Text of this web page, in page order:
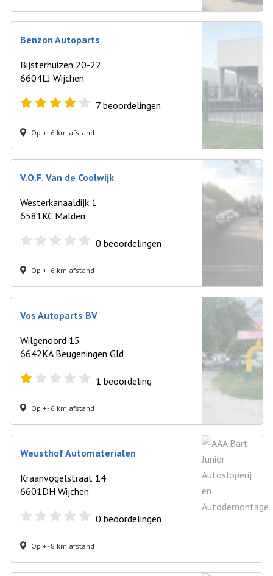
Benzon Autoparts
Bijsterhuizen 20-22
6604LJ Wijchen
7 beoordelingen
Op +- 6 km afstand
V.O.F. Van de Coolwijk
Westerkanaaldijk 1
6581KC Malden
0 beoordelingen
Op +- 6 km afstand
Vos Autoparts BV
Wilgenoord 15
6642KA Beugeningen Gld
1 beoordeling
Op +- 6 km afstand
Weusthof Automaterialen
Kraanvogelstraat 14
6601DH Wijchen
0 beoordelingen
Op +- 8 km afstand